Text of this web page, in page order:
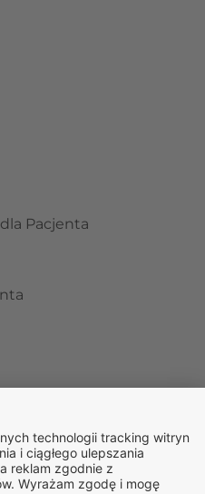
Pacjenta
telemedycznych jest
ustawy z dnia 15